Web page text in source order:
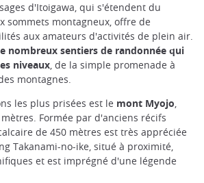
d'Itoigawa, qui s'étendent du
sommets montagneux, offre de
aux amateurs d'activités de plein air.
nombreux sentiers de randonnée qui
niveaux, de la simple promenade à
montagnes.
les plus prisées est le mont Myojo,
Formée par d'anciens récifs
de 450 mètres est très appréciée
Takanami-no-ike, situé à proximité,
et est imprégné d'une légende